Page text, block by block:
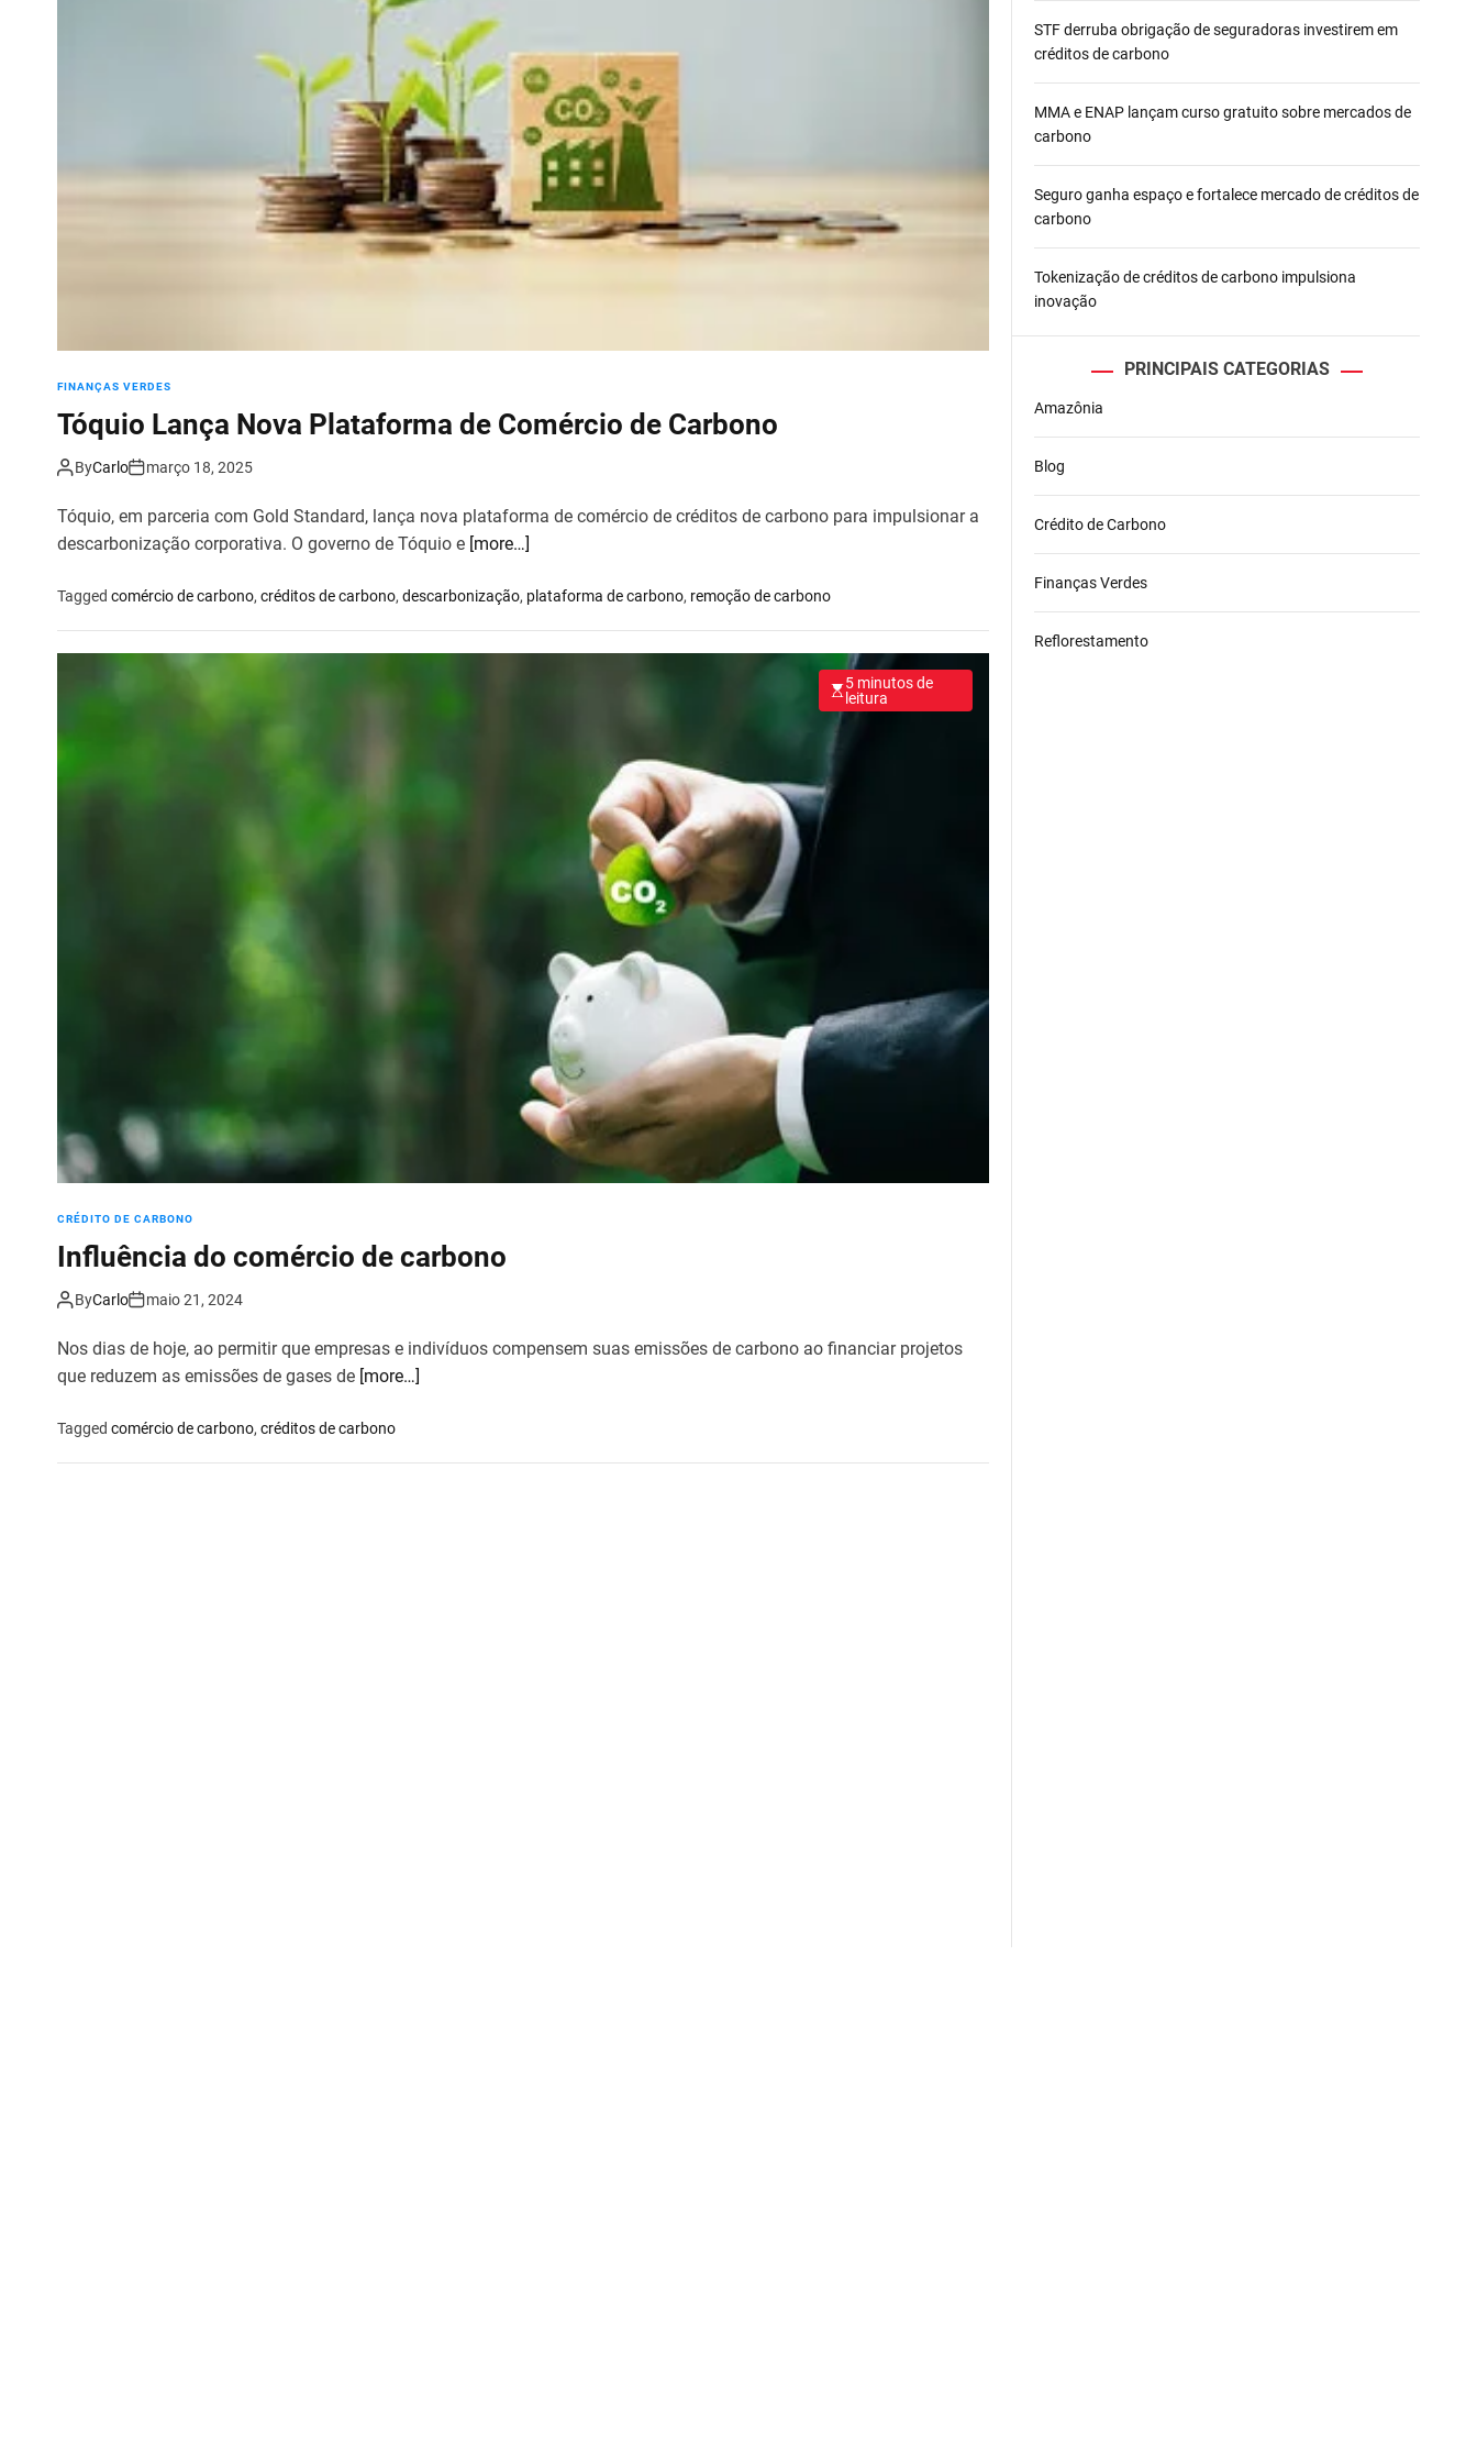
FINANÇAS VERDES
Tóquio Lança Nova Plataforma de Comércio de Carbono
ByCarlo março 18, 2025
Tóquio, em parceria com Gold Standard, lança nova plataforma de comércio de créditos de carbono para impulsionar a
descarbonização corporativa. O governo de Tóquio e [more…]
Tagged comércio de carbono, créditos de carbono, descarbonização, plataforma de carbono, remoção de carbono
5 minutos de
leitura
CRÉDITO DE CARBONO
Influência do comércio de carbono
ByCarlo maio 21, 2024
Nos dias de hoje, ao permitir que empresas e indivíduos compensem suas emissões de carbono ao financiar projetos
que reduzem as emissões de gases de [more…]
Tagged comércio de carbono, créditos de carbono
STF derruba obrigação de seguradoras investirem em
créditos de carbono
MMA e ENAP lançam curso gratuito sobre mercados de
carbono
Seguro ganha espaço e fortalece mercado de créditos de
carbono
Tokenização de créditos de carbono impulsiona
inovação
PRINCIPAIS CATEGORIAS
Amazônia
Blog
Crédito de Carbono
Finanças Verdes
Reflorestamento